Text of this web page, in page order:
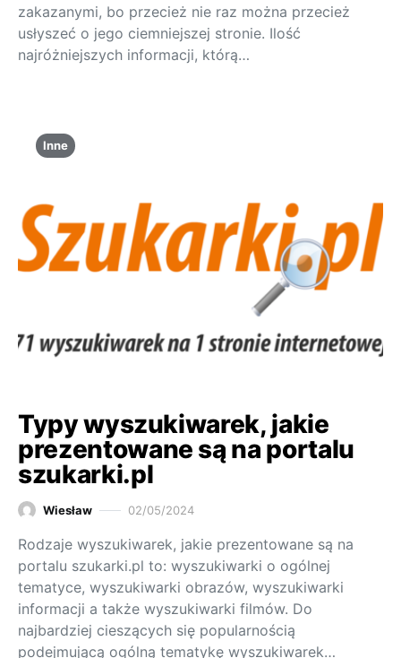
zakazanymi, bo przecież nie raz można przecież
usłyszeć o jego ciemniejszej stronie. Ilość
najróżniejszych informacji, którą…
Inne
Typy wyszukiwarek, jakie
prezentowane są na portalu
szukarki.pl
Wiesław 02/05/2024
Rodzaje wyszukiwarek, jakie prezentowane są na
portalu szukarki.pl to: wyszukiwarki o ogólnej
tematyce, wyszukiwarki obrazów, wyszukiwarki
informacji a także wyszukiwarki filmów. Do
najbardziej cieszących się popularnością
podejmującą ogólną tematykę wyszukiwarek…